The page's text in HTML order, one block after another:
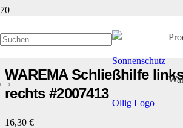
Start/Kleinteile und Ersatzteile/ WAREMA
rechts #2007413
WAREMA Schließhilfe
rechts #2007413
16,30 €